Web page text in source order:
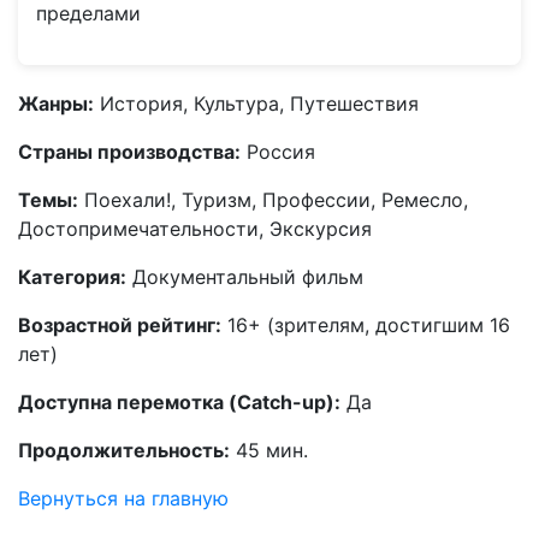
пределами
Жанры: История, Культура, Путешествия
Страны производства: Россия
Темы: Поехали!, Туризм, Профессии, Ремесло,
Достопримечательности, Экскурсия
Категория: Документальный фильм
Возрастной рейтинг: 16+ (зрителям, достигшим 16
лет)
Доступна перемотка (Catch-up): Да
Продолжительность: 45 мин.
Вернуться на главную